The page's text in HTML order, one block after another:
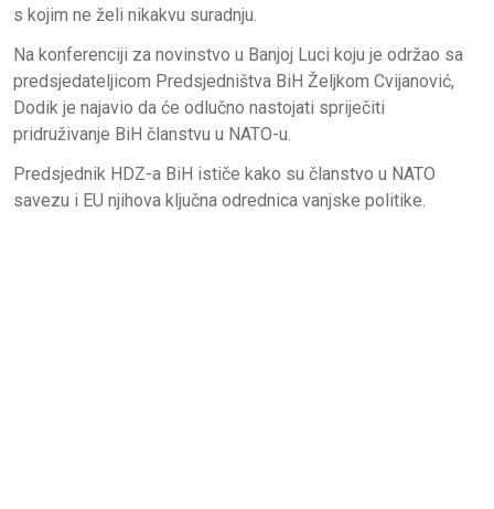
s kojim ne želi nikakvu suradnju.
Na konferenciji za novinstvo u Banjoj Luci koju je održao sa
predsjedateljicom Predsjedništva BiH Željkom Cvijanović,
Dodik je najavio da će odlučno nastojati spriječiti
pridruživanje BiH članstvu u NATO-u.
Predsjednik HDZ-a BiH ističe kako su članstvo u NATO
savezu i EU njihova ključna odrednica vanjske politike.